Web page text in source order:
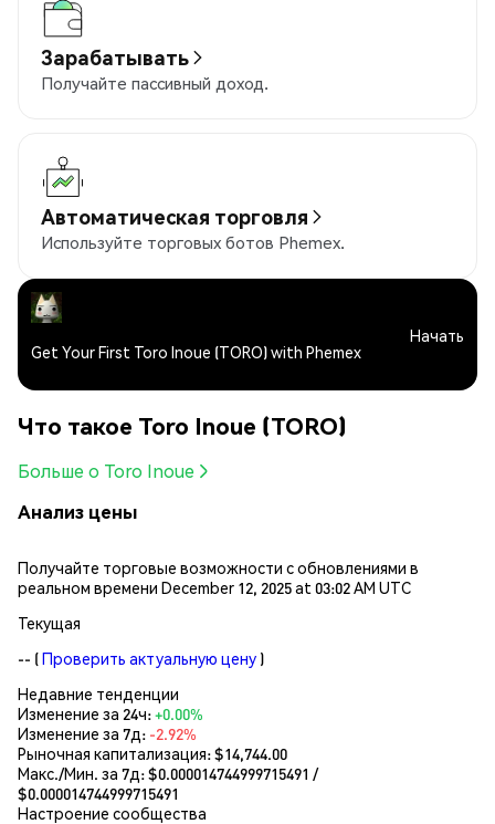
Зарабатывать
Получайте пассивный доход.
Автоматическая торговля
Используйте торговых ботов Phemex.
Get Your First Toro Inoue (TORO) with Phemex
Начать
Что такое Toro Inoue (TORO)
Больше о Toro Inoue
Анализ цены
Получайте торговые возможности с обновлениями в
реальном времени December 12, 2025 at 03:02 AM UTC
Текущая
-- (Проверить актуальную цену )
Недавние тенденции
Изменение за 24ч:+0.00%
Изменение за 7д: -2.92%
Рыночная капитализация:$14,744.00
Макс./Мин. за 7д: $0.000014744999715491 /
$0.000014744999715491
Настроение сообщества